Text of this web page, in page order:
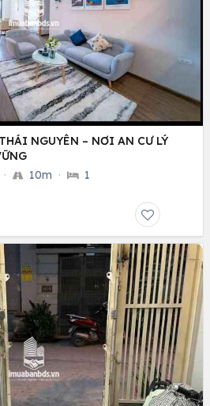
NGUYÊN – NƠI AN CƯ LÝ
· 10m · 1